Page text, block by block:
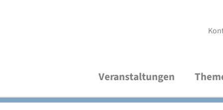
Veranstaltungen
Aktuelle Veranstaltungen
Demokratische Kultur und Bildung
Über uns